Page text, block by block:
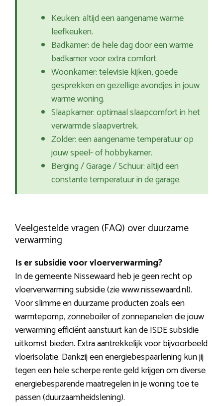
Keuken: altijd een aangename warme
leefkeuken.
Badkamer: de hele dag door een warme
badkamer voor extra comfort.
Woonkamer: televisie kijken, goede
gesprekken en gezellige avondjes in jouw
warme woning.
Slaapkamer: optimaal slaapcomfort in het
verwarmde slaapvertrek.
Zolder: een aangename temperatuur op
jouw speel- of hobbykamer.
Berging / Garage / Schuur: altijd een
constante temperatuur in de garage.
Veelgestelde vragen (FAQ) over duurzame
verwarming
Is er subsidie voor vloerverwarming?
In de gemeente Nissewaard heb je geen recht op
vloerverwarming subsidie (zie www.nissewaard.nl).
Voor slimme en duurzame producten zoals een
warmtepomp, zonneboiler of zonnepanelen die jouw
verwarming efficiënt aanstuurt kan de ISDE subsidie
uitkomst bieden. Extra aantrekkelijk voor bijvoorbeeld
vloerisolatie. Dankzij een energiebespaarlening kun jij
tegen een hele scherpe rente geld krijgen om diverse
energiebesparende maatregelen in je woning toe te
passen (duurzaamheidslening).